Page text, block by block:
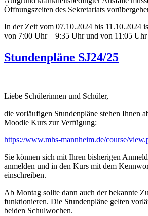
Öffnungszeiten des Sekretariats
In der Zeit vom 07.10.2024 bis 11.10.2024
von 7:00 Uhr – 9:35 Uhr und von 11:05
Stundenpläne SJ24/25
Liebe Schülerinnen und Schüler,
die vorläufigen Stundenpläne stehen Ihnen
Moodle Kurs zur Verfügung:
https://www.mhs-mannheim.de/course/
Sie können sich mit Ihren bisherigen
anmelden und in den Kurs mit dem
einschreiben.
Ab Montag sollte dann auch der bekannte
funktionieren. Die Stundenpläne gelten
beiden Schulwochen.